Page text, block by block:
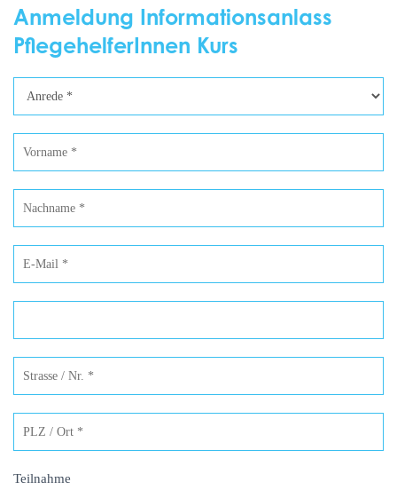
Anmeldung Informationsanlass
PflegehelferInnen Kurs
Anmeldung
Pflegehelfende
25.
August
2026
Teilnahme